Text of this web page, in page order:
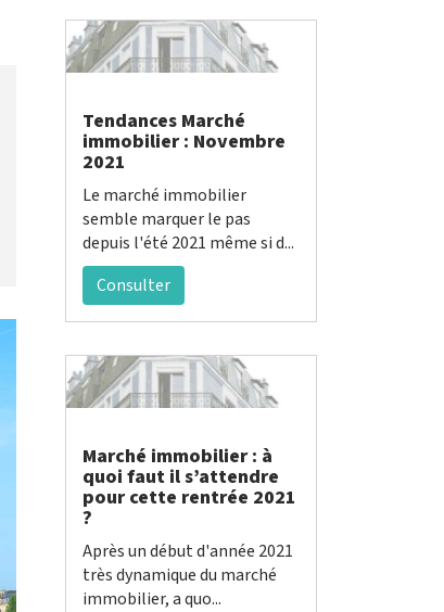
Tendances Marché
immobilier : Novembre
2021
Le marché immobilier
semble marquer le pas
depuis l'été 2021 même si d...
Consulter
Marché immobilier : à
quoi faut il s’attendre
pour cette rentrée 2021
?
Après un début d'année 2021
très dynamique du marché
immobilier, a quo...